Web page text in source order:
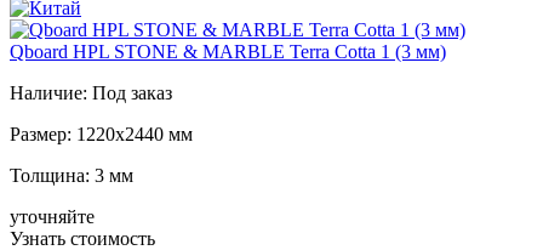
Qboard HPL STONE & MARBLE Terra Cotta 1 (3 мм)
Наличие: Под заказ
Размер: 1220x2440 мм
Толщина: 3 мм
уточняйте
Узнать стоимость